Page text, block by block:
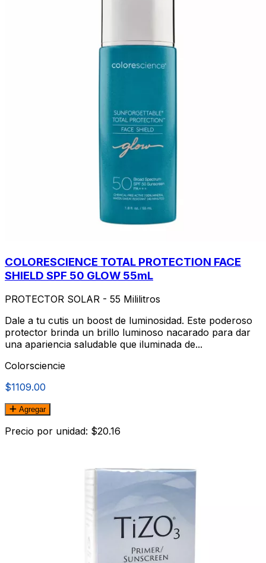
COLORESCIENCE TOTAL PROTECTION FACE
SHIELD SPF 50 GLOW 55mL
PROTECTOR SOLAR - 55 Mililitros
Dale a tu cutis un boost de luminosidad. Este poderoso
protector brinda un brillo luminoso nacarado para dar
una apariencia saludable que iluminada de...
Colorsciencie
$1109.00
Agregar
Precio por unidad: $20.16